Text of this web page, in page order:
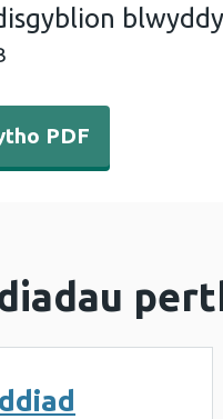
PDF - Bwrdd Iechyd
PDF